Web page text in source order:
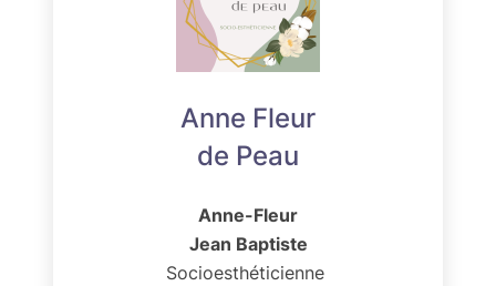
Anne Fleur
de Peau
Anne-Fleur
Jean Baptiste
Socioesthéticienne